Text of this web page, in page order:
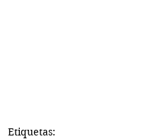
Etiquetas: